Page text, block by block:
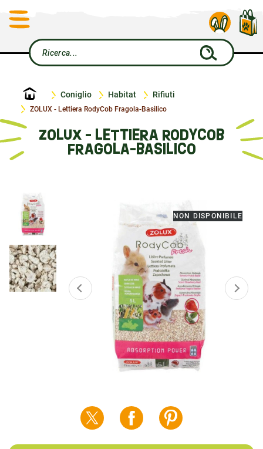
Home Coniglio Habitat Rifiuti
ZOLUX - Lettiera RodyCob Fragola-Basilico
ZOLUX - LETTIERA RODYCOB
FRAGOLA-BASILICO
NON DISPONIBILE